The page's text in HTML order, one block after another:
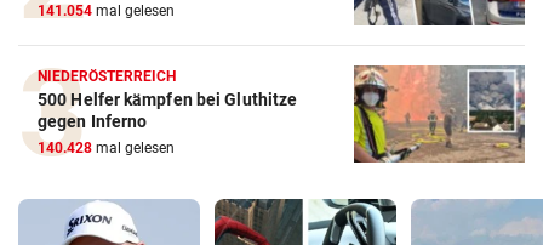
141.054 mal gelesen
NIEDERÖSTERREICH
500 Helfer kämpfen bei Gluthitze
gegen Inferno
140.428 mal gelesen